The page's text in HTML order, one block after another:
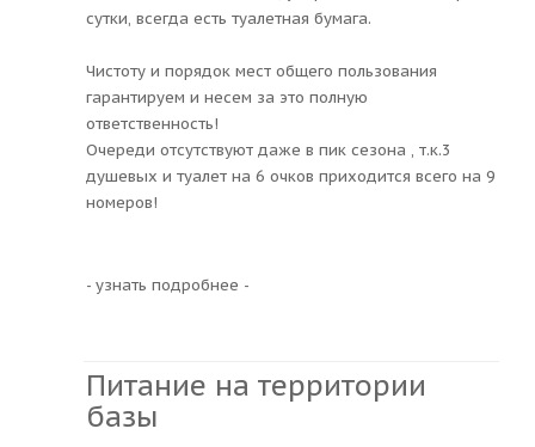
сутки, всегда есть туалетная бумага.
Чистоту и порядок мест общего пользования
гарантируем и несем за это полную
ответственность!
Очереди отсутствуют даже в пик сезона , т.к.3
душевых и туалет на 6 очков приходится всего на 9
номеров!
- узнать подробнее -
Питание на территории
базы